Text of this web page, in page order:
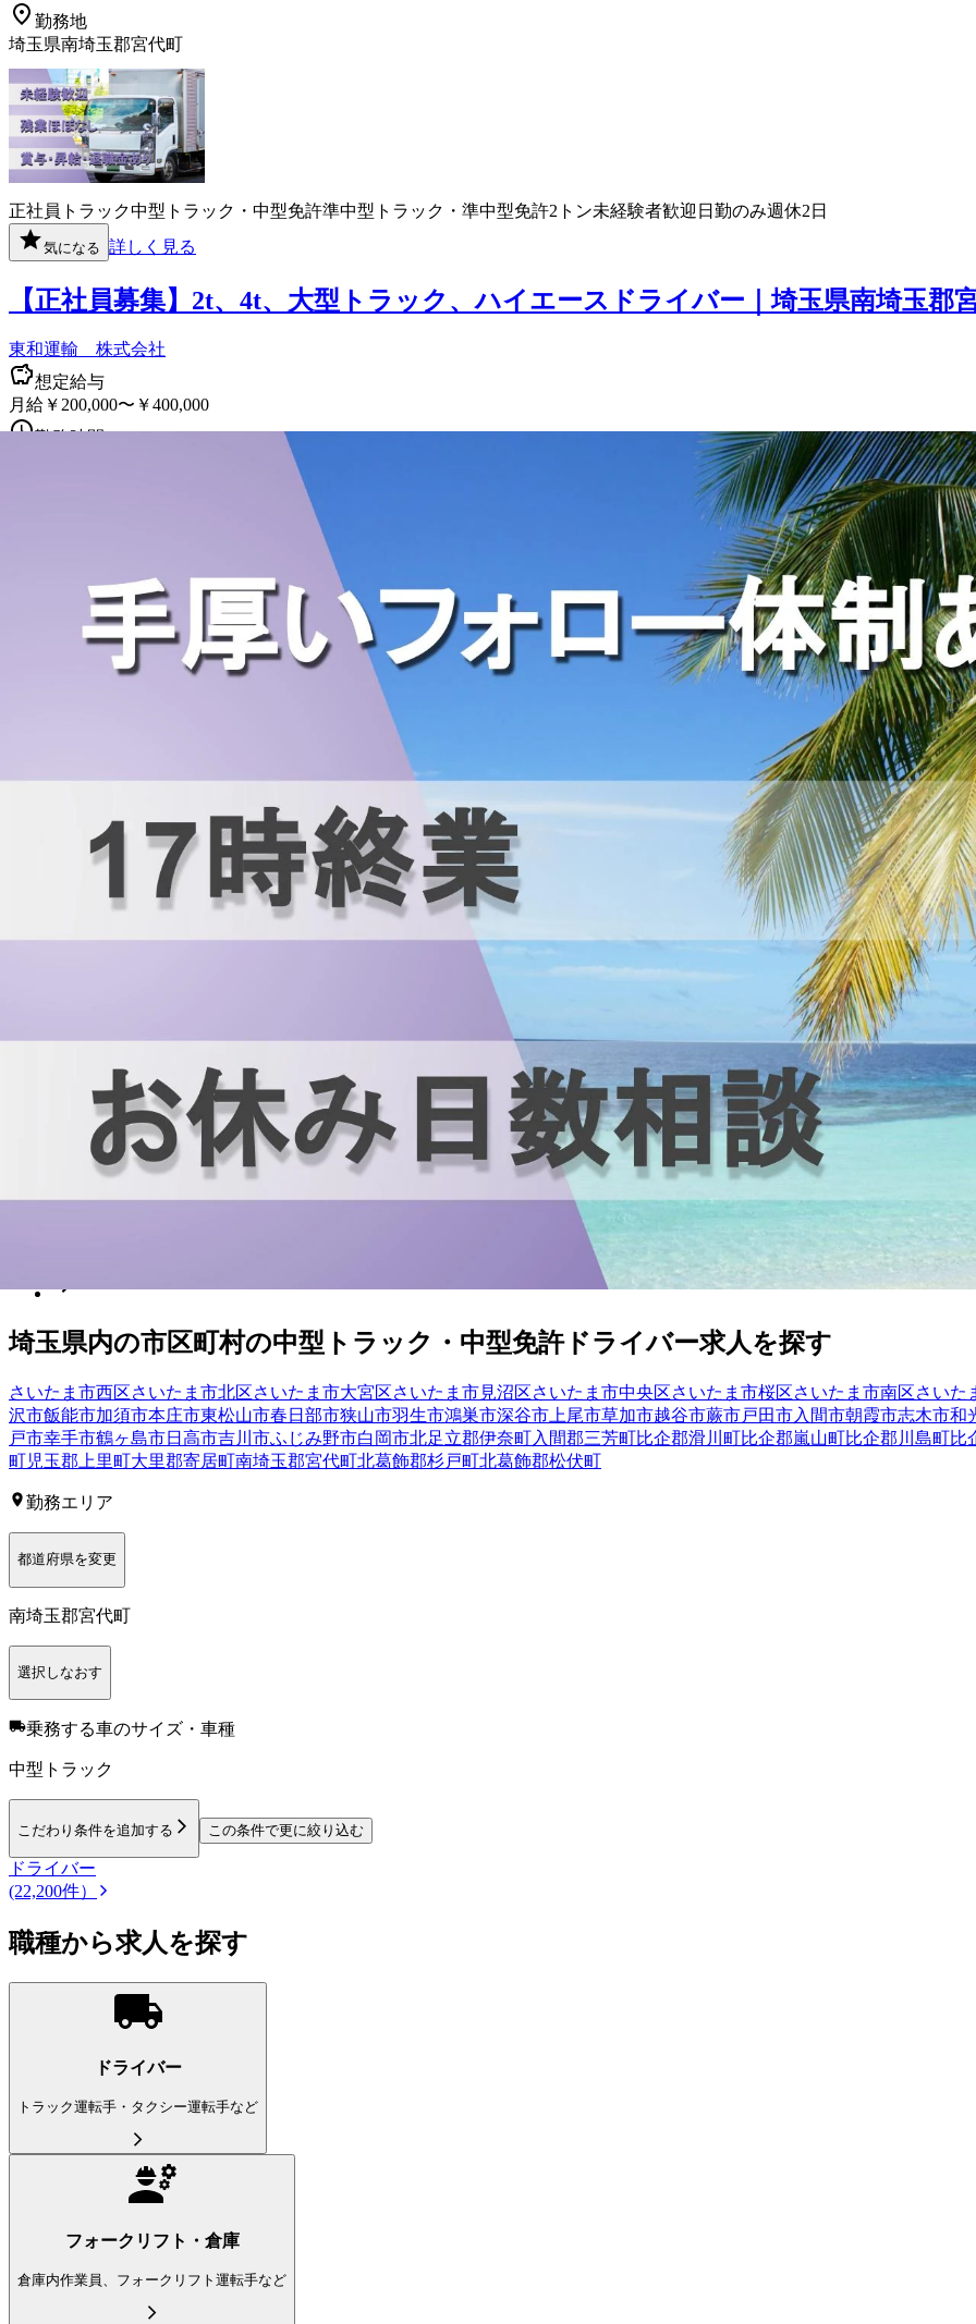
勤務地
埼玉県南埼玉郡宮代町
正社員 トラック中型トラック・中型免許準中型トラック・準中型免許2トン未経験者歓迎 日勤のみ週休2日
気になる 詳しく見る
【正社員募集】2t、4t、大型トラック、ハイエースドライバー｜埼玉県南埼玉郡
東和運輸 株式会社
想定給与
月給￥200,000〜￥400,000
大型トラック・大型免許 中型トラック・中型免許 準中型トラック・準中型免許 小型トラック・普通免許2トン
【正社員募集】書類や寝具等を配送する準中型ドライバー｜埼玉県南埼玉郡宮代
東武デリバリー株式会社 春日部事業所
想定給与
トラック 中型トラック・中型免許準中型トラック・準中型免許日勤のみ
埼玉県内の市区町村の中型トラック・中型免許ドライバー求人を探す
さいたま市西区さいたま市北区さいたま市大宮区さいたま市見沼区さいたま市中央区さいたま市桜区さいたま市南区さいた
沢市飯能市加須市本庄市東松山市春日部市狭山市羽生市鴻巣市深谷市 上尾市草加市越谷市蕨市戸田市入間市朝霞市志木市和
戸市幸手市鶴ヶ島市日高市吉川市ふじみ野市白岡市北足立郡伊奈町入間郡三芳町比企郡滑川町比企郡嵐山町比企郡川島町比
町児玉郡上里町大里郡寄居町南埼玉郡宮代町北葛飾郡杉戸町北葛飾郡松伏町
勤務エリア
都道府県を変更
南埼玉郡宮代町
選択しなおす
乗務する車のサイズ・車種
中型トラック
こだわり条件を追加する この条件で更に絞り込む
ドライバー
(22,200件）
職種から求人を探す
ドライバー
トラック運転手・タクシー運転手など
フォークリフト・倉庫
倉庫内作業員、フォークリフト運転手など